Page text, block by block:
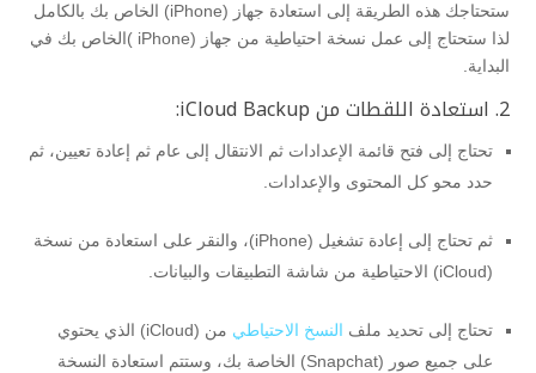
ستحتاجك هذه الطريقة إلى استعادة جهاز (iPhone) الخاص بك بالكامل
لذا ستحتاج إلى عمل نسخة احتياطية من جهاز (iPhone )الخاص بك في
البداية.
2. استعادة اللقطات من iCloud Backup:
تحتاج إلى فتح قائمة الإعدادات ثم الانتقال إلى عام ثم إعادة تعيين، ثم
حدد محو كل المحتوى والإعدادات.
ثم تحتاج إلى إعادة تشغيل (iPhone)، والنقر على استعادة من نسخة
(iCloud) الاحتياطية من شاشة التطبيقات والبيانات.
تحتاج إلى تحديد ملف النسخ الاحتياطي
من (iCloud) الذي يحتوي
على جميع صور (Snapchat) الخاصة بك، وستتم استعادة النسخة